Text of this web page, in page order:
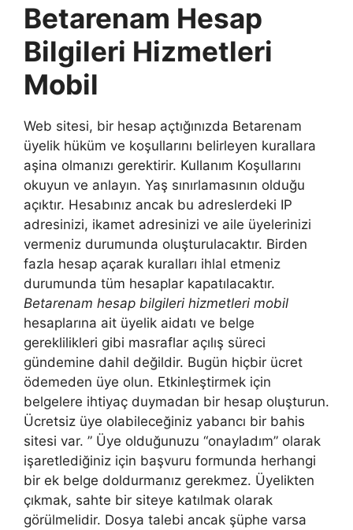
Betarenam Hesap
Bilgileri Hizmetleri
Mobil
Web sitesi, bir hesap açtığınızda Betarenam
üyelik hüküm ve koşullarını belirleyen kurallara
aşina olmanızı gerektirir. Kullanım Koşullarını
okuyun ve anlayın. Yaş sınırlamasının olduğu
açıktır. Hesabınız ancak bu adreslerdeki IP
adresinizi, ikamet adresinizi ve aile üyelerinizi
vermeniz durumunda oluşturulacaktır. Birden
fazla hesap açarak kuralları ihlal etmeniz
durumunda tüm hesaplar kapatılacaktır.
Betarenam hesap bilgileri hizmetleri mobil
hesaplarına ait üyelik aidatı ve belge
gereklilikleri gibi masraflar açılış süreci
gündemine dahil değildir. Bugün hiçbir ücret
ödemeden üye olun. Etkinleştirmek için
belgelere ihtiyaç duymadan bir hesap oluşturun.
Ücretsiz üye olabileceğiniz yabancı bir bahis
sitesi var. ” Üye olduğunuzu “onayladım” olarak
işaretlediğiniz için başvuru formunda herhangi
bir ek belge doldurmanız gerekmez. Üyelikten
çıkmak, sahte bir siteye katılmak olarak
görülmelidir. Dosya talebi ancak şüphe varsa